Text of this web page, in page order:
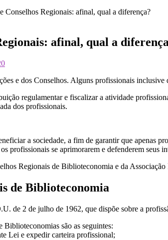
Conselhos Regionais: afinal, qual a diferença?
afinal, qual a
e dos Conselhos. Alguns profissionais inclusive
regulamentar e fiscalizar a atividade
dos profissionais.
a sociedade, a fim de garantir que apenas
profissionais se aprimorarem e defenderem seus
Regionais de Biblioteconomia e da
de Biblioteconomia
de 2 de julho de 1962, que dispõe sobre a
são as seguintes:
Lei e expedir carteira profissional;